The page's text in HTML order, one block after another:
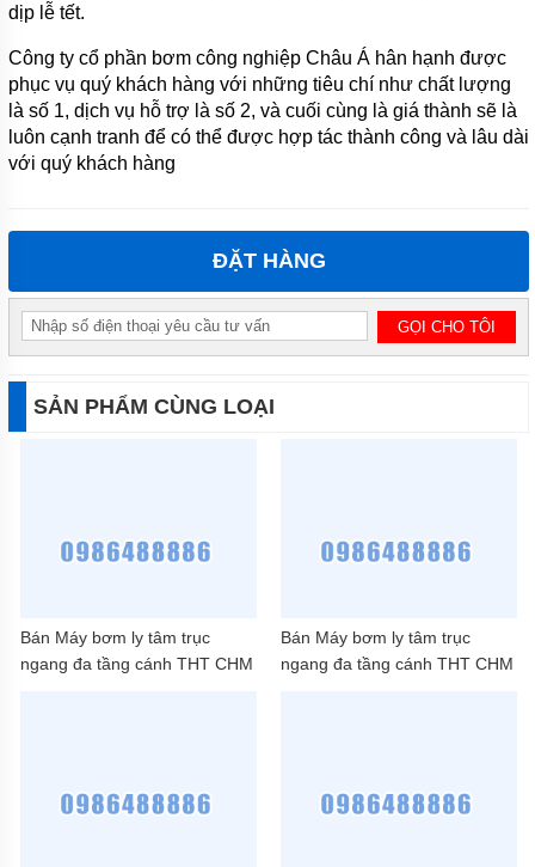
CƠ
MÁY
BƠM TỰ
MỒI
QEEHUA-
CHINA
BƠM
CÔNG
NGHIỆP
THIỆU
SẢN
PHẨM
dịp lễ tết.
Công ty cổ phần bơm công nghiệp Châu Á hân hạnh được
phục vụ quý khách hàng với những tiêu chí như chất lượng
là số 1, dịch vụ hỗ trợ là số 2, và cuối cùng là giá thành sẽ là
luôn cạnh tranh để có thể được hợp tác thành công và lâu dài
với quý khách hàng
ĐẶT HÀNG
SẢN PHẨM CÙNG LOẠI
Bán Máy bơm ly tâm trục
ngang đa tầng cánh THT CHM
Bán Máy bơm ly tâm trục
ngang đa tầng cánh THT CHM